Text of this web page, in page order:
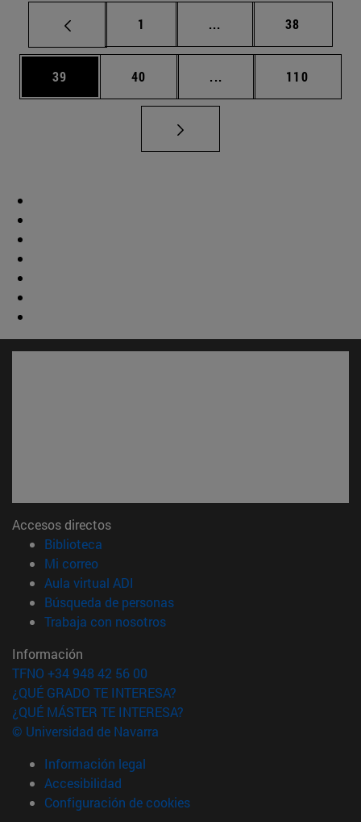
Página
1 ... Páginas intermedias
Página
38
Página
39 Página
40 ... Páginas intermedias
Página
110
Accesos directos
Biblioteca
Mi correo(abre en nueva ventana)
Aula virtual ADI
Búsqueda de personas(abre en nueva ventana)
Trabaja con nosotros(abre en nueva ventana)
Información
TFNO +34 948 42 56 00
¿QUÉ GRADO TE INTERESA?
¿QUÉ MÁSTER TE INTERESA?
© Universidad de Navarra
Información legal
Accesibilidad
Configuración de cookies